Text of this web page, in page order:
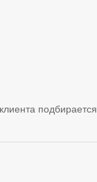
подбирается